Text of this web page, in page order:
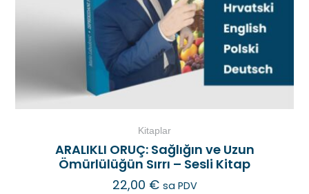
Kitaplar
ARALIKLI ORUÇ: Sağlığın ve Uzun
Ömürlülüğün Sırrı – Sesli Kitap
22,00 € sa PDV